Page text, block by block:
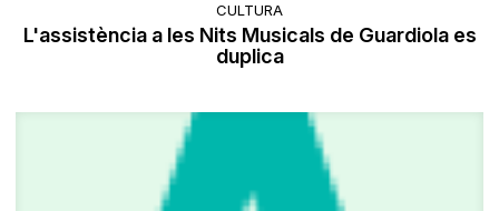
CULTURA
L'assistència a les Nits Musicals de Guardiola es
duplica